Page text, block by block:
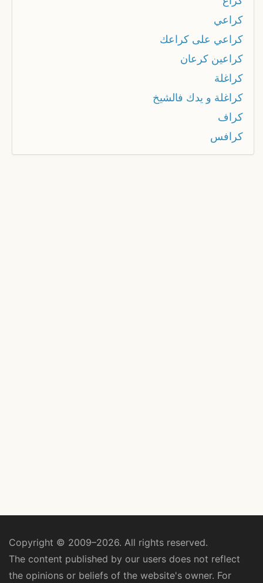
كراعي
كراعي على كراعك
كراعين كرعان
كراغلة
كراغلة و يدك فالشيخ
كراف
كرافس
Copyright © 2009–2026. All rights reserved.
The content published by our users does not reflect
the opinions or beliefs of the website's owner. For